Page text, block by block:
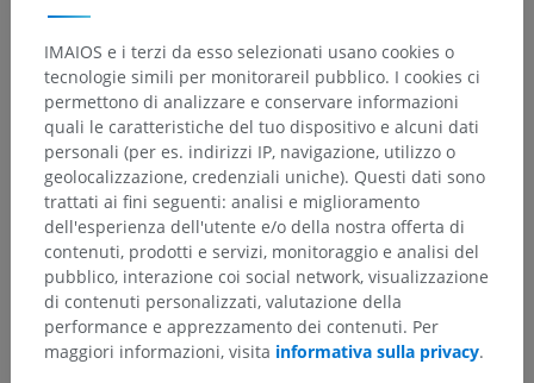
Drake, R.L., Vogl, A.W. and Mitchell, A.W.M. (2009). ‘Chapter 7: Upper
Limb’ inGray’s anatomy for Students.(2nd ed.) Philadelphia PA 19103-
2899: Elsevier, pp. 731-751.
Mitchell, B. and Whited, L. Anatomy, Shoulder and Upper Limb, Forearm
Muscles. [Updated 2022 Jun 14]. In:StatPearls [Internet]. Treasure
Island (FL): StatPearls Publishing; 2022 Jan-. Available from:
https://www.ncbi.nlm.nih.gov/books/NBK536975/
Galleria
IMAIOS e i terzi da esso selezionati usano cookies o
tecnologie simili per monitorareil pubblico. I cookies ci
permettono di analizzare e conservare informazioni
quali le caratteristiche del tuo dispositivo e alcuni dati
personali (per es. indirizzi IP, navigazione, utilizzo o
geolocalizzazione, credenziali uniche). Questi dati sono
trattati ai fini seguenti: analisi e miglioramento
dell'esperienza dell'utente e/o della nostra offerta di
contenuti, prodotti e servizi, monitoraggio e analisi del
pubblico, interazione coi social network, visualizzazione
di contenuti personalizzati, valutazione della
performance e apprezzamento dei contenuti. Per
maggiori informazioni, visita informativa sulla privacy.